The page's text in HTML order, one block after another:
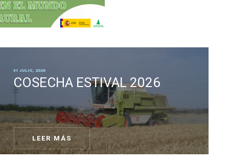
COSECHA ESTIVAL 2026
31 JULIO, 2026
LEER MÁS